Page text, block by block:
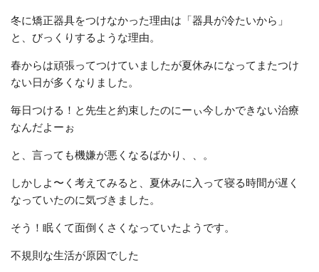
冬に矯正器具をつけなかった理由は「器具が冷たいから」
と、びっくりするような理由。
春からは頑張ってつけていましたが夏休みになってまたつけ
ない日が多くなりました。
毎日つける！と先生と約束したのにーぃ今しかできない治療
なんだよーぉ
と、言っても機嫌が悪くなるばかり、、。
しかしよ〜く考えてみると、夏休みに入って寝る時間が遅く
なっていたのに気づきました。
そう！眠くて面倒くさくなっていたようです。
不規則な生活が原因でした